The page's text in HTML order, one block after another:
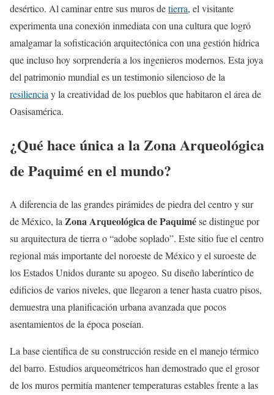
desértico. Al caminar entre sus muros detierra, el visitante
experimenta una conexión inmediata con una cultura que logró
amalgamar la sofisticación arquitectónica con una gestión hídrica
que incluso hoy sorprendería a los ingenieros modernos. Esta joya
del patrimonio mundial es un testimonio silencioso de la
resilienciay la creatividad de los pueblos que habitaron el área de
Oasisamérica.
¿Qué hace única a la Zona Arqueológica
de Paquimé en el mundo?
A diferencia de las grandes pirámides de piedra del centro y sur
de México, laZona Arqueológica de Paquimése distingue por
su arquitectura de tierra o “adobe soplado”. Este sitio fue el centro
regional más importante del noroeste de México y el suroeste de
los Estados Unidos durante su apogeo. Su diseño laberíntico de
edificios de varios niveles, que llegaron a tener hasta cuatro pisos,
demuestra una planificación urbana avanzada que pocos
asentamientos de la época poseían.
La base científica de su construcción reside en el manejo térmico
del barro. Estudios arqueométricos han demostrado que el grosor
de los muros permitía mantener temperaturas estables frente a las